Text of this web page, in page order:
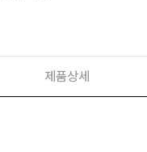
제품상세